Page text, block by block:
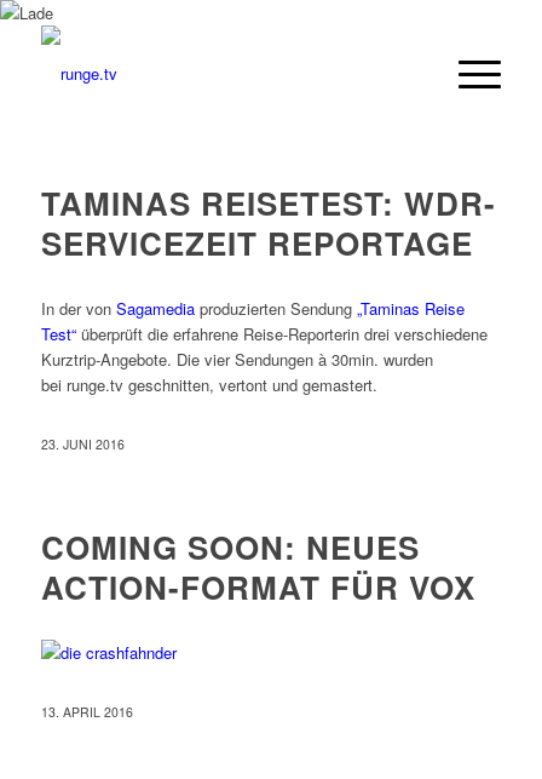
TAMINAS REISETEST: WDR-
SERVICEZEIT REPORTAGE
In der von Sagamediaproduzierten Sendung „Taminas Reise
Test“überprüft die erfahrene Reise-Reporterin drei verschiedene
Kurztrip-Angebote. Die vier Sendungen à 30min. wurden
bei runge.tv geschnitten, vertont und gemastert.
23. JUNI 2016
COMING SOON: NEUES
ACTION-FORMAT FÜR VOX
13. APRIL 2016